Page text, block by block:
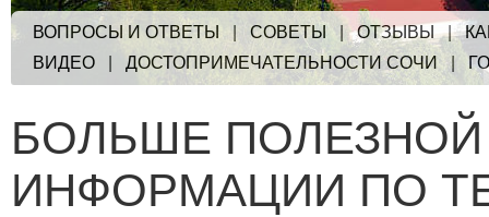
ВОПРОСЫ И ОТВЕТЫ СОВЕТЫ |ОТЗЫВЫ |
ВИДЕО
ДОСТОПРИМЕЧАТЕЛЬНОСТИ СОЧИ
БОЛЬШЕ ПОЛЕЗНОЙ
ИНФОРМАЦИИ ПО